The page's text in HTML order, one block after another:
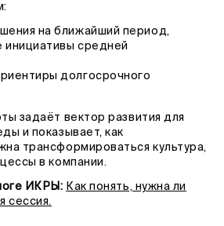
на ближайший период,
инициативы средней
долгосрочного
задаёт вектор развития для
и показывает, как
трансформироваться культура,
в компании.
ИКРЫ: Как понять, нужна ли
сессия.